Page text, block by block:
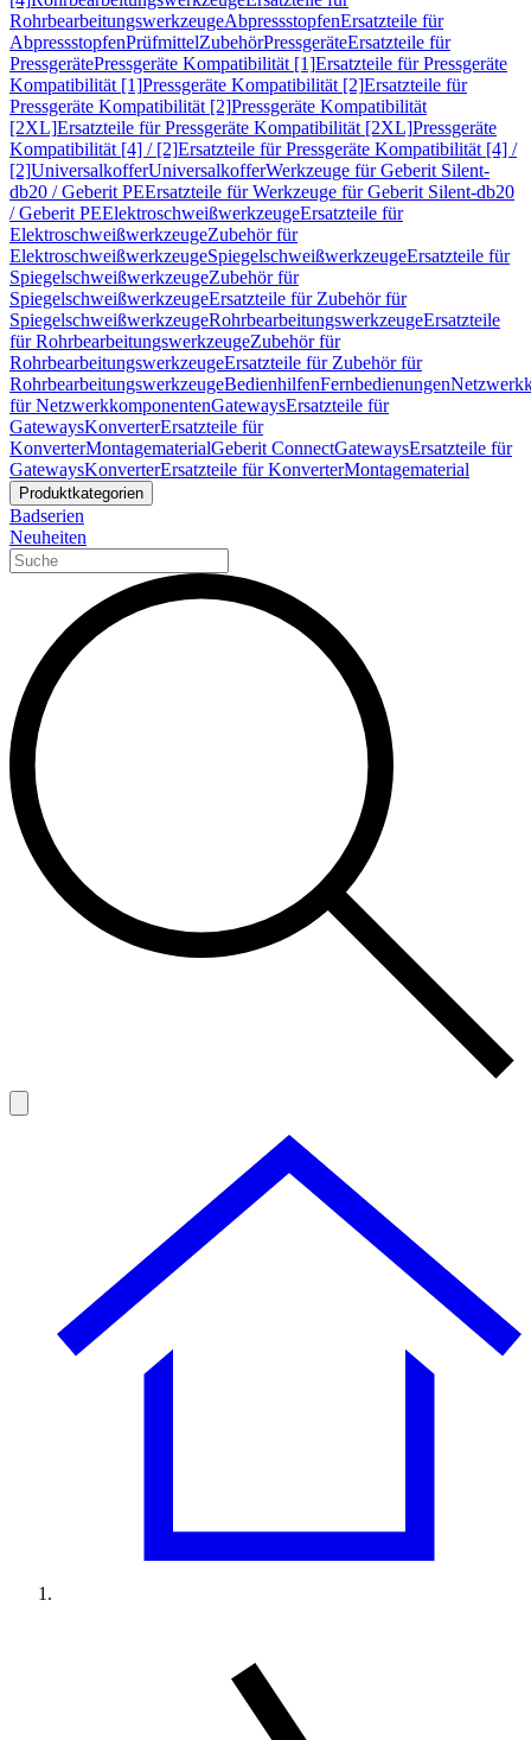
RohrbearbeitungswerkzeugeAbpressstopfenErsatzteile für
AbpressstopfenPrüfmittelZubehörPressgeräteErsatzteile für
PressgerätePressgeräte Kompatibilität [1]Ersatzteile für Pressgeräte
Kompatibilität [1]Pressgeräte Kompatibilität [2]Ersatzteile für
Pressgeräte Kompatibilität [2]Pressgeräte Kompatibilität
[2XL]Ersatzteile für Pressgeräte Kompatibilität [2XL]Pressgeräte
Kompatibilität [4] / [2]Ersatzteile für Pressgeräte Kompatibilität [4] /
[2]UniversalkofferUniversalkofferWerkzeuge für Geberit Silent-
db20 / Geberit PEErsatzteile für Werkzeuge für Geberit Silent-db20
/ Geberit PEElektroschweißwerkzeugeErsatzteile für
ElektroschweißwerkzeugeZubehör für
ElektroschweißwerkzeugeSpiegelschweißwerkzeugeErsatzteile für
SpiegelschweißwerkzeugeZubehör für
SpiegelschweißwerkzeugeErsatzteile für Zubehör für
SpiegelschweißwerkzeugeRohrbearbeitungswerkzeugeErsatzteile
für RohrbearbeitungswerkzeugeZubehör für
RohrbearbeitungswerkzeugeErsatzteile für Zubehör für
RohrbearbeitungswerkzeugeBedienhilfenFernbedienungen
für NetzwerkkomponentenGatewaysErsatzteile für
GatewaysKonverterErsatzteile für
KonverterMontagematerialGeberit ConnectGatewaysErsatzteile für
GatewaysKonverterErsatzteile für KonverterMontagematerial
Produktkategorien
Badserien
Neuheiten